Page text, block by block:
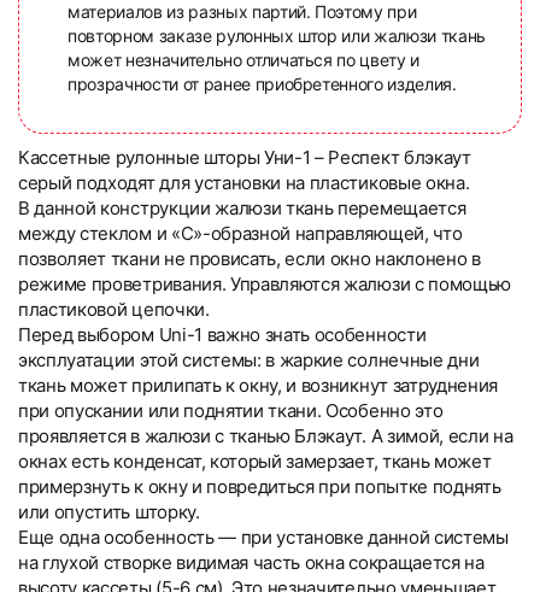
материалов из разных партий. Поэтому при
повторном заказе рулонных штор или жалюзи ткань
может незначительно отличаться по цвету и
прозрачности от ранее приобретенного изделия.
Кассетные рулонные шторы Уни-1 – Респект блэкаут
серый подходят для установки на пластиковые окна.
В данной конструкции жалюзи ткань перемещается
между стеклом и «С»-образной направляющей, что
позволяет ткани не провисать, если окно наклонено в
режиме проветривания. Управляются жалюзи с помощью
пластиковой цепочки.
Перед выбором Uni-1 важно знать особенности
эксплуатации этой системы: в жаркие солнечные дни
ткань может прилипать к окну, и возникнут затруднения
при опускании или поднятии ткани. Особенно это
проявляется в жалюзи с тканью Блэкаут. А зимой, если на
окнах есть конденсат, который замерзает, ткань может
примерзнуть к окну и повредиться при попытке поднять
или опустить шторку.
Еще одна особенность — при установке данной системы
на глухой створке видимая часть окна сокращается на